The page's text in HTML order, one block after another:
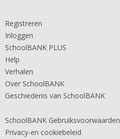
Registreren
Inloggen
SchoolBANK PLUS
Help
Verhalen
Over SchoolBANK
Geschiedenis van SchoolBANK
SchoolBANK Gebruiksvoorwaarden
Privacy-en cookiebeleid